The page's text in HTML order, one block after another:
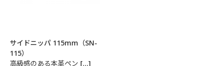
サイドニッパ 115mm（SN-
115）
高級感のある本革ペン […]